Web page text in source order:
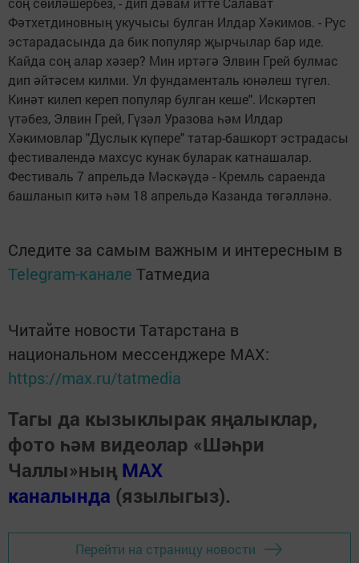
Фәтхетдиновның укучысы булган Илдар Хәкимов. - Рус
эстарадасында да бик популяр җырчылар бар иде.
Кайда соң алар хәзер? Мин иртәгә Элвин Грей булмас
дип әйтәсем килми. Ул фундаменталь юнәлеш түгел.
Кинәт килеп кереп популяр булган кеше". Искәртеп
үтәбез, Элвин Грей, Гүзәл Уразова һәм Илдар
Хәкимовлар "Дуслык күпере" татар-башкорт эстрадасы
фестивалендә махсус кунак буларак катнашалар.
Фестиваль 7 апрельдә Мәскәүдә - Кремль сараенда
башланып китә һәм 18 апрельдә Казанда төгәлләнә.
Следите за самым важным и интересным в
Telegram-канале Татмедиа
Читайте новости Татарстана в
национальном мессенджере MАХ:
https://max.ru/tatmedia
Тагы да кызыклырак яңалыклар,
фото һәм видеолар «Шәһри
Чаллы»ның MAX
каналында (язылыгыз).
Перейти на страницу новости